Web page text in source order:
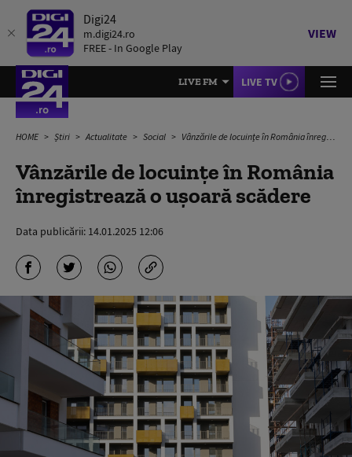
Digi24
m.digi24.ro
FREE - In Google Play
VIEW
LIVE FM LIVE TV
HOME Știri Actualitate Social Vânzările de locuințe în România înregistrează o ușoară scădere
Vânzările de locuințe în România
înregistrează o ușoară scădere
Data publicării: 14.01.2025 12:06